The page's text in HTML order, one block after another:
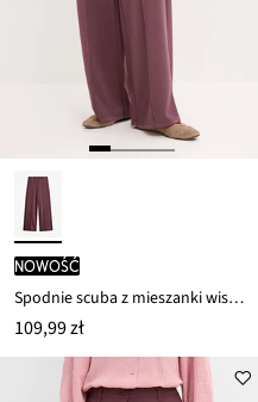
nowość
Spodnie scuba z mieszanki wiskozy
109,99 zł